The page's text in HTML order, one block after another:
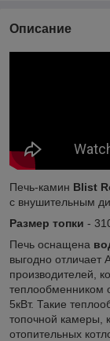
Описание
Печь-камин Blist
с внушительным
Размер топки -
Печь оснащена
выгодно отличает
производителей,
5кВт. Такие
топочной камеры,
отопительных